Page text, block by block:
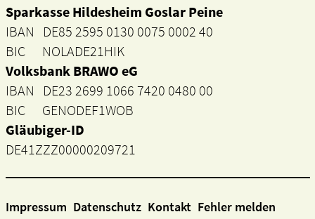
Sparkasse Hildesheim Goslar Peine
IBAN DE85 2595 0130 0075 0002 40
BIC NOLADE21HIK
Volksbank BRAWO eG
IBAN DE23 2699 1066 7420 0480 00
BIC GENODEF1WOB
Gläubiger-ID
DE41ZZZ00000209721
Impressum Datenschutz Kontakt Fehler melden